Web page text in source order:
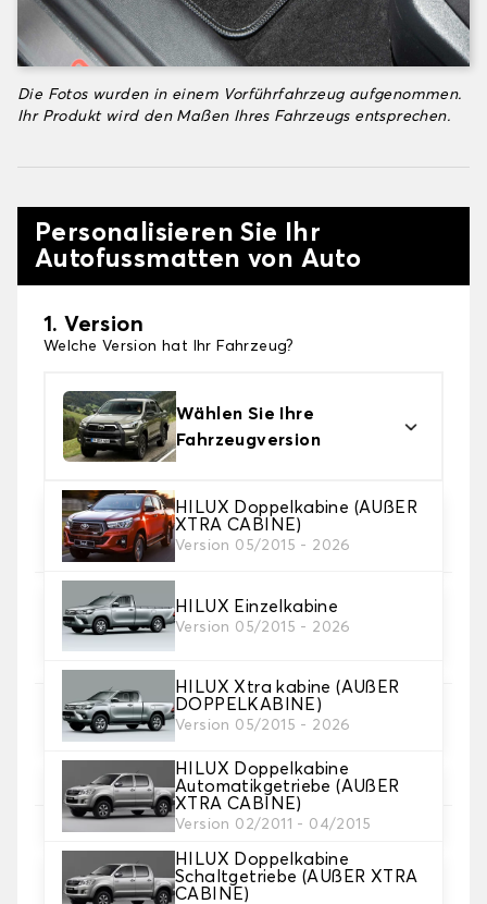
Die Fotos wurden in einem Vorführfahrzeug aufgenommen.
Ihr Produkt wird den Maßen Ihres Fahrzeugs entsprechen.
Personalisieren Sie Ihr
Autofussmatten von Auto
1. Version
Welche Version hat Ihr Fahrzeug?
Wählen Sie Ihre
Fahrzeugversion
HILUX Doppelkabine (AUßER
XTRA CABINE)
Version 05/2015 - 2026
HILUX Einzelkabine
Version 05/2015 - 2026
HILUX Xtra kabine (AUßER
DOPPELKABINE)
Version 05/2015 - 2026
HILUX Doppelkabine
Automatikgetriebe (AUßER
XTRA CABINE)
Version 02/2011 - 04/2015
HILUX Doppelkabine
Schaltgetriebe (AUßER XTRA
CABINE)
2. Material
Wählen Sie das Material Ihres Autofussmatten
3. Set-Auswahl
Wählen Sie die Anzahl der Automatten, die Sie
benötigen.
4. Teppichfarbe
Wählen Sie die Farbe Ihres Teppichs Auto.
5. Material der Borte.
Wählen Sie das Material der Borte.